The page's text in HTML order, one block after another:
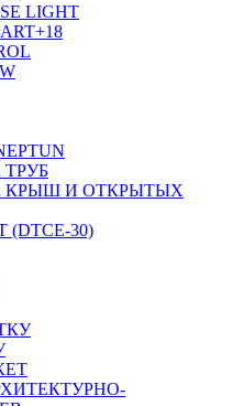
LIGHT
КРЫШ И ОТКРЫТЫХ
(DTCE-30)